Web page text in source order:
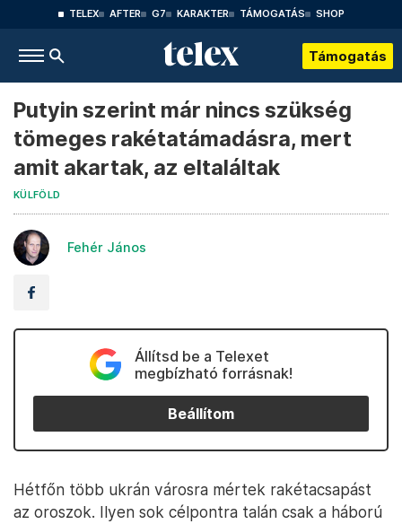
TELEX AFTER G7 KARAKTER TÁMOGATÁS SHOP
Támogatás
Putyin szerint már nincs szükség
tömeges rakétatámadásra, mert
amit akartak, az eltaláltak
KÜLFÖLD
Fehér János
Állítsd be a Telexet
megbízható forrásnak!
Beállítom
Hétfőn több ukrán városra mértek rakétacsapást
az oroszok. Ilyen sok célpontra talán csak a háború